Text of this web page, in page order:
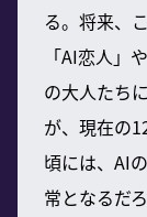
る。将来、
「AI恋人」
の大人たち
が、現在の
頃には、AI
常となるだ